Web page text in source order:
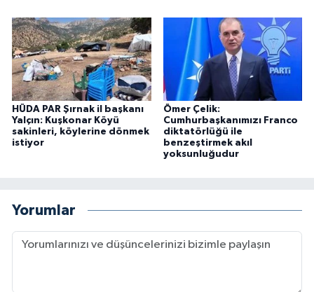
HÜDA PAR Şırnak il başkanı
Yalçın: Kuşkonar Köyü
sakinleri, köylerine dönmek
istiyor
Ömer Çelik:
Cumhurbaşkanımızı Franco
diktatörlüğü ile
benzeştirmek akıl
yoksunluğudur
Yorumlar